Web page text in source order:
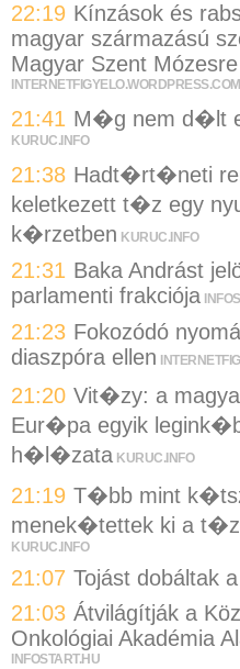
22:19 Kínzások és
magyar származású
Magyar Szent
INTERNETFIGYELO.WORDPRESS.COM
21:41 M�g nem d�lt
KURUC.INFO
21:38 Hadt�rt�neti
keletkezett t�z egy
k�rzetben KURUC.INFO
21:31 Baka Andrást
parlamenti frakciója
21:23 Fokozódó
diaszpóra ellen
21:20 Vit�zy: a
Eur�pa egyik
h�l�zata KURUC.INFO
21:19 T�bb mint
menek�tettek ki a
KURUC.INFO
21:07 Tojást dobáltak
21:03 Átvilágítják a
Onkológiai Akadémia
INFOSTART.HU